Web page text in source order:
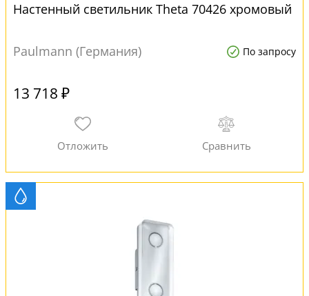
Настенный светильник Theta 70426 хромовый
Paulmann (Германия) По запросу
13 718 ₽